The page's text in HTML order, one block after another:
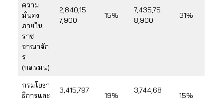
ความ
มั่นคง
ภายใน
ราช
อาณาจัก
ร
(กอ.รมน)
2,840,15
7,900
15%
7,435,75
8,900
31%
กรมโยธา
ธิการและ
3,415,797
19%
3,744,68
15%